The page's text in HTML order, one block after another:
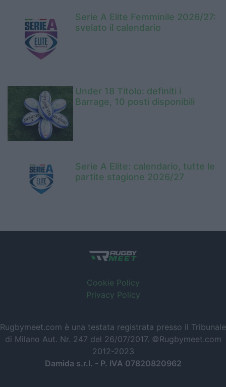
Serie A Elite Femminile 2026/27:
svelato il calendario
Under 18 Titolo: definiti i
Barrage, 10 posti disponibili
Serie A Elite: calendario, tutte le
partite stagione 2026/27
Cookie Policy
Privacy Policy
Rugbymeet.com è una testata registrata presso il Tribunale
di Milano Aut. Nr. 247 del 26/07/2017. ©Rugbymeet.com
2012-2023
Damida s.r.l. - P. IVA 07820820962